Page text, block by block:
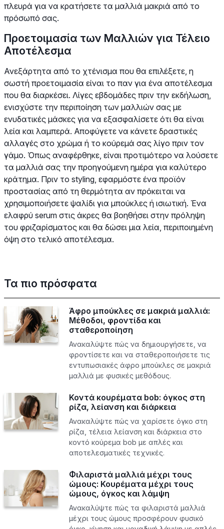
πλευρά για να κρατήσετε τα μαλλιά μακριά από το
πρόσωπό σας.
Προετοιμασία των Μαλλιών για Τέλειο
Αποτέλεσμα
Ανεξάρτητα από το χτένισμα που θα επιλέξετε, η
σωστή προετοιμασία είναι το παν για ένα αποτέλεσμα
που θα διαρκέσει. Λίγες εβδομάδες πριν την εκδήλωση,
ενισχύστε την περιποίηση των μαλλιών σας με
ενυδατικές μάσκες για να εξασφαλίσετε ότι θα είναι
λεία και λαμπερά. Αποφύγετε να κάνετε δραστικές
αλλαγές στο χρώμα ή το κούρεμά σας λίγο πριν τον
γάμο. Όπως αναφέρθηκε, είναι προτιμότερο να λούσετε
τα μαλλιά σας την προηγούμενη ημέρα για καλύτερο
κράτημα. Πριν το styling, εφαρμόστε ένα προϊόν
προστασίας από τη θερμότητα αν πρόκειται να
χρησιμοποιήσετε ψαλίδι για μπούκλες ή ισιωτική. Ένα
ελαφρύ serum στις άκρες θα βοηθήσει στην πρόληψη
του φριζαρίσματος και θα δώσει μια λεία, περιποιημένη
όψη στο τελικό αποτέλεσμα.
Τα πιο πρόσφατα
Άφρο μπούκλες σε μακριά μαλλιά:
Μέθοδοι, φροντίδα και
σταθεροποίηση
Ανακαλύψτε πώς να δημιουργήσετε, να
φροντίσετε και να σταθεροποιήσετε τις
εντυπωσιακές άφρο μπούκλες σε μακριά
μαλλιά με φυσικές μεθόδους.
Κοντά κουρέματα bob: όγκος στη
ρίζα, λείανση και διάρκεια
Ανακαλύψτε πώς να χαρίσετε όγκο στη
ρίζα, τέλεια λείανση και διάρκεια στο
κοντό κούρεμα bob με απλές και
αποτελεσματικές τεχνικές.
Φιλαριστά μαλλιά μέχρι τους
ώμους: Κουρέματα μέχρι τους
ώμους, όγκος και λάμψη
Ανακαλύψτε πώς τα φιλαριστά μαλλιά
μέχρι τους ώμους προσφέρουν φυσικό